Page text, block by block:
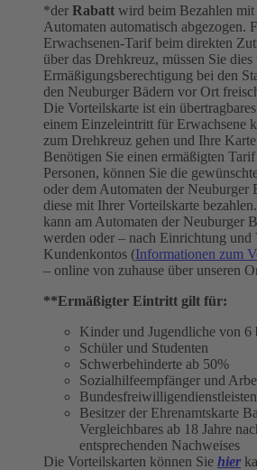
*der Rabatt wird beim Bezahlen
Automaten automatisch abgezogen.
Erwachsenen-Tarif beim direkten
über das Drehkreuz, müssen Sie
Ermäßigungsberechtigung bei den
den Neuburger Bädern vor Ort
Die Vorteilskarte ist ein
einem Einzeleintritt für Erwachsene
zum Drehkreuz gehen und Ihre
Benötigen Sie einen ermäßigten
Personen, können Sie die
oder dem Automaten der Neuburger
diese mit Ihrer Vorteilskarte
kann am Automaten der Neuburger
werden oder – nach Einrichtung und
Kundenkontos (Informationen zum
– online von zuhause über unseren
**Ermäßigter Eintritt gilt für:
Kinder und Jugendliche von 6
Schüler und Studenten
Schwerbehinderte ab 50%
Sozialhilfeempfänger und
Besitzer der Ehrenamtskarte
Vergleichbares ab 18 Jahre
entsprechenden Nachweises
Die Vorteilskarten können Sie hier